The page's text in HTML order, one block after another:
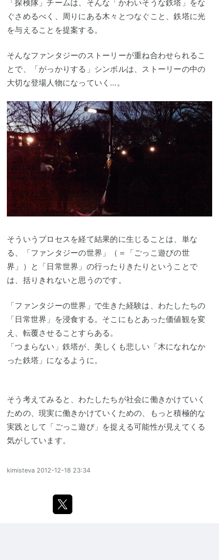
「探検隊」チームは、そんな「かわいそうな鉄塔」をな
ぐさめるべく、周りにある木々とつなぐこと、鉄塔に光
を与えることを提案する。
そんなファンタジーのストーリーが重ね合わせられるこ
とで、「がっかりする」シンボルは、ストーリーの中の
大切な登場人物になっていく…。
そういうプロセスを経て結果的に生じることは、単な
る、「ファンタジーの世界」（＝「ごっこ遊びの世
界」）と「日常世界」の行ったりきたりということで
は、括りきれないと思うのです。
「ファンタジーの世界」で生きた経験は、わたしたちの
「日常世界」を浸食する。そこにもとあった価値観を変
え、転覆させることすらある。
「つまらない」鉄塔が、美しくも悲しい「木になれなか
った鉄塔」になるように。
そう考えてみると、わたしたちが社会に働きかけていく
ための、現実に働きかけていくための、もっと積極的な
実践として「ごっこ遊び」を捉える可能性が見えてくる
気がしています。
kimisteva 2012-12-18 23:34